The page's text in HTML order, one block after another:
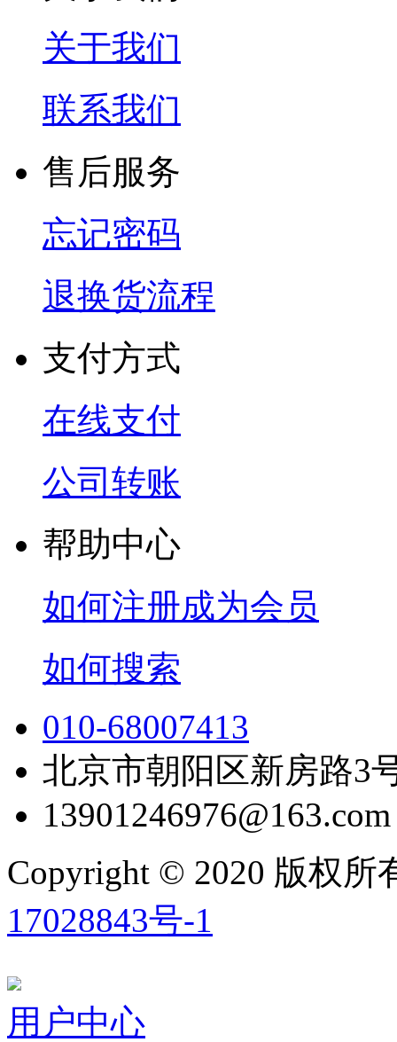
关于我们
联系我们
售后服务
忘记密码
退换货流程
支付方式
在线支付
公司转账
帮助中心
如何注册成为会员
如何搜索
010-68007413
北京市朝阳区新房路3
13901246976@163.com
Copyright © 2020 版权
17028843号-1
用户中心